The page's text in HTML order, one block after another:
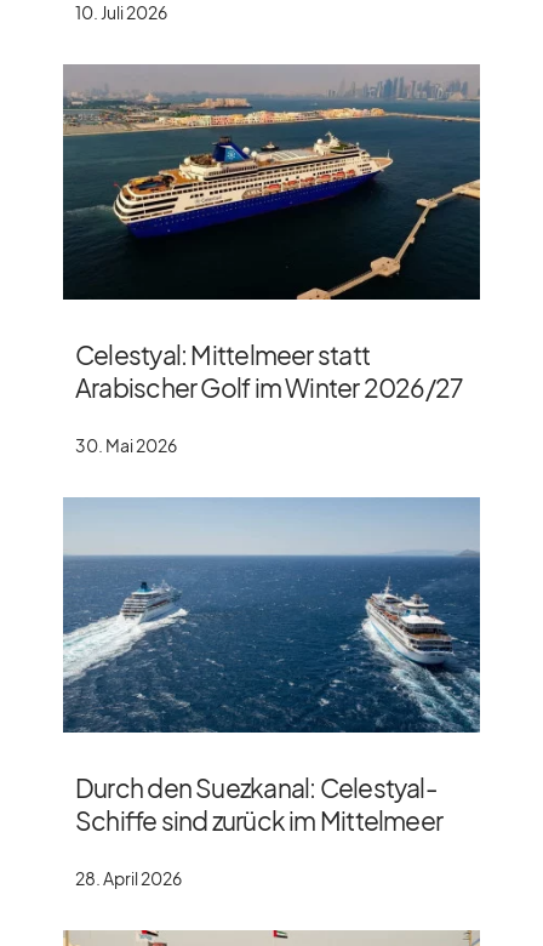
10. Juli 2026
Celestyal: Mittelmeer statt
Arabischer Golf im Winter 2026/​27
30. Mai 2026
Durch den Suezkanal: Celestyal-
Schiffe sind zurück im Mittelmeer
28. April 2026